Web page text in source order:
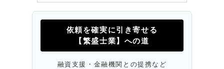
依頼を確実に引き寄せる
【繁盛士業】への道
融資支援・金融機関との提携など